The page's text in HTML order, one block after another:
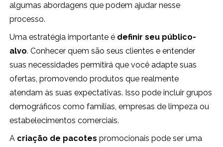
algumas abordagens que podem ajudar nesse
processo.
Uma estratégia importante é definir seu público-
alvo. Conhecer quem são seus clientes e entender
suas necessidades permitirá que você adapte suas
ofertas, promovendo produtos que realmente
atendam às suas expectativas. Isso pode incluir grupos
demográficos como famílias, empresas de limpeza ou
estabelecimentos comerciais.
A criação de pacotes promocionais pode ser uma